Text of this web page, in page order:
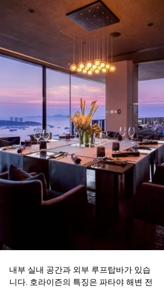
내부 실내 공간과 외부 루프탑바가 있습
니다. 호라이즌의 특징은 파타야 해변 전